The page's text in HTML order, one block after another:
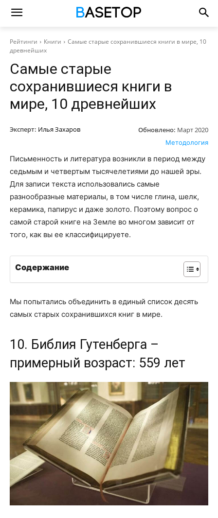
Рейтинги Книги
Самые старые сохранившиеся книги в мире, 10
древнейших
Самые старые
сохранившиеся книги в
мире, 10 древнейших
Эксперт: Илья Захаров Обновлено: Март 2020
Методология
Письменность и литература возникли в период между
седьмым и четвертым тысячелетиями до нашей эры.
Для записи текста использовались самые
разнообразные материалы, в том числе глина, шелк,
керамика, папирус и даже золото. Поэтому вопрос о
самой старой книге на Земле во многом зависит от
того, как вы ее классифицируете.
Содержание
Мы попытались объединить в единый список десять
самых старых сохранившихся книг в мире.
10. Библия Гутенберга –
примерный возраст: 559 лет